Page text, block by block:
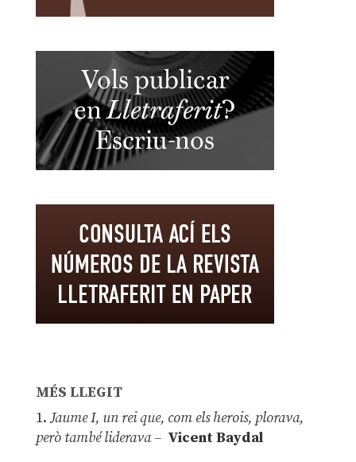
MÉS LLEGIT
1.Jaume I, un rei que, com els herois, plorava,
però també liderava – Vicent Baydal